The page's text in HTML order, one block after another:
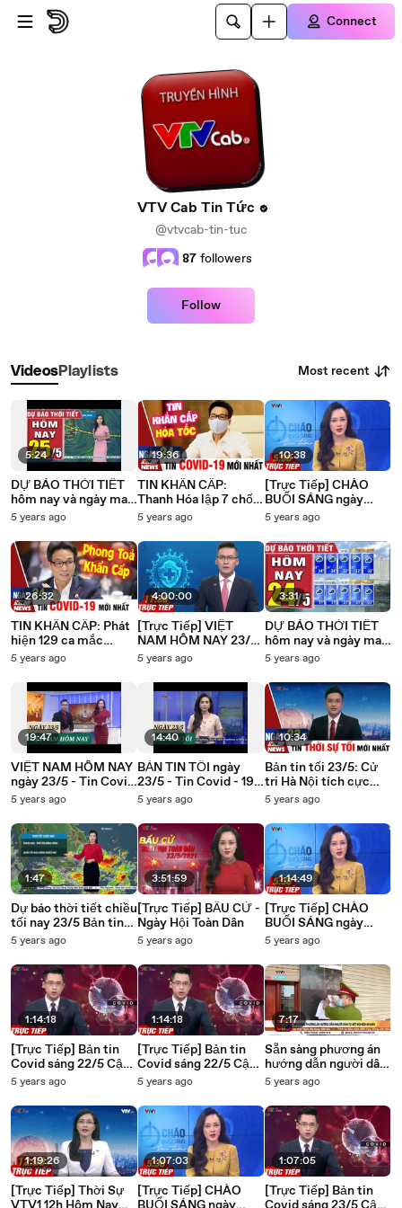
Skip to main content
Connect
VTV Cab Tin Tức
@vtvcab-tin-tuc
87 followers
Follow
VideosPlaylists Most recent
5:24
DỰ BÁO THỜI TIẾT
hôm nay và ngày mai
25/5 - Thời tiết 3
báo thời tiết đêm nay
5 years ago
26:32
TIN KHẨN CẤP: Phát
hiện 129 ca mắc
Covid 19 mới, Hà Nội
toà chung cư VTVcab
5 years ago
19:47
VIỆT NAM HÔM NAY
ngày 23/5 - Tin Covid
- 19 hôm nay mới
5 years ago
1:47
Dự báo thời tiết chiều
tối nay 23/5 Bản tin
dự báo thời tiết đêm
5 years ago
1:14:18
[Trực Tiếp] Bản tin
Covid sáng 22/5 Cập
Nhật Liên Tục Thời
5 years ago
1:19:26
[Trực Tiếp] Thời Sự
19:36
TIN KHẨN CẤP:
Thanh Hóa lập 7 chốt
kiểm soát để phòng
Covid sáng 24/5
VTVcab
5 years ago
4:00:00
[Trực Tiếp] VIỆT
NAM HÔM NAY 23/5
Tin tức dịch COVID-
hôm nay
5 years ago
14:40
BẢN TIN TỐI ngày
23/5 - Tin Covid - 19
hôm nay mới nhất
5 years ago
3:51:59
[Trực Tiếp] BẦU CỬ -
Ngày Hội Toàn Dân
5 years ago
1:14:18
[Trực Tiếp] Bản tin
Covid sáng 22/5 Cập
Nhật Liên Tục Thời
5 years ago
1:07:03
[Trực Tiếp] CHÀO
10:38
[Trực Tiếp] CHÀO
BUỔI SÁNG ngày
24/5 Tin tức dịch
mới nhất hôm nay
5 years ago
3:31
DỰ BÁO THỜI TIẾT
hôm nay và ngày mai
24/5 - Thời tiết 3
báo thời tiết đêm nay
5 years ago
10:34
Bản tin tối 23/5: Cử
tri Hà Nội tích cực
tham gia bầu cử
5 years ago
1:14:49
[Trực Tiếp] CHÀO
BUỔI SÁNG ngày
22/5 Tin tức dịch
mới nhất hôm nay
5 years ago
7:17
Sẵn sàng phương án
hướng dẫn người dân
tự xét nghiệm nhanh
5 years ago
1:07:05
[Trực Tiếp] Bản tin